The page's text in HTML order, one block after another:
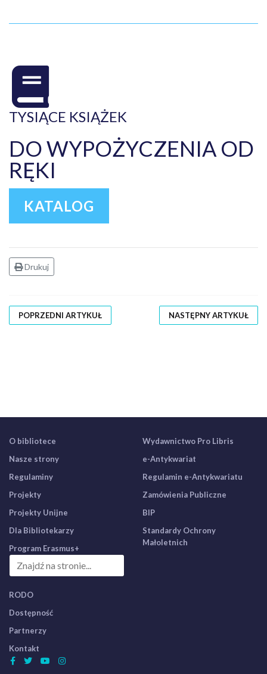
TYSIĄCE KSIĄŻEK
DO WYPOŻYCZENIA OD
RĘKI
KATALOG
Drukuj
POPRZEDNI ARTYKUŁ NASTĘPNY ARTYKUŁ
O bibliotece
Nasze strony
Regulaminy
Projekty
Projekty Unijne
Dla Bibliotekarzy
Program Erasmus+
Wydawnictwo Pro Libris
e-Antykwariat
Regulamin e-Antykwariatu
Zamówienia Publiczne
BIP
Standardy Ochrony
Małoletnich
RODO
Dostępność
Partnerzy
Kontakt